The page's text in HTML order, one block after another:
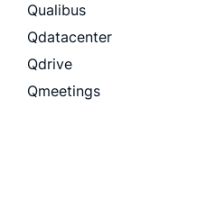
Qualibus
Qdatacenter
Qdrive
Qmeetings